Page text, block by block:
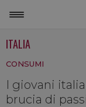
ITALIA
CONSUMI
I giovani
brucia di